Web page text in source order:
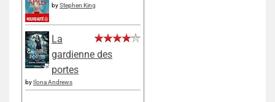
byStephen King
La
gardienne des
portes
by Ilona Andrews